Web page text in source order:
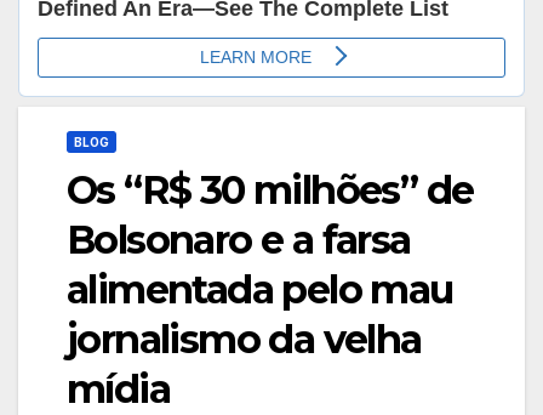
BLOG
Os “R$ 30 milhões” de
Bolsonaro e a farsa
alimentada pelo mau
jornalismo da velha
mídia